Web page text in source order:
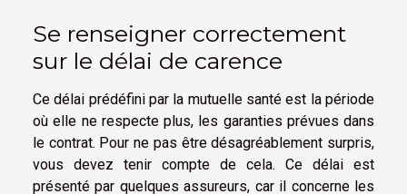
Se renseigner correctement
sur le délai de carence
Ce délai prédéfini par la mutuelle santé est la période
où elle ne respecte plus, les garanties prévues dans
le contrat. Pour ne pas être désagréablement surpris,
vous devez tenir compte de cela. Ce délai est
présenté par quelques assureurs, car il concerne les